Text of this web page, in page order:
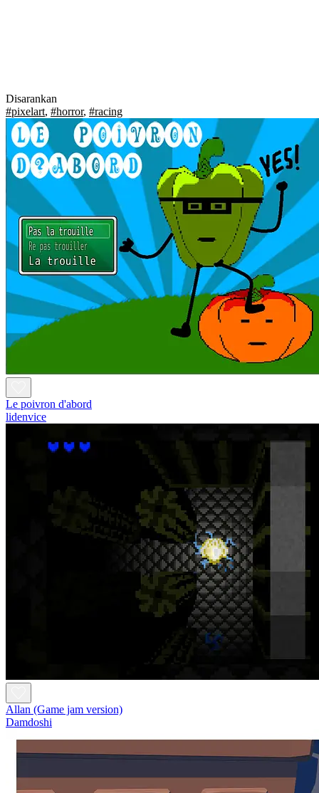
Disarankan
#pixelart, #horror, #racing
Le poivron d'abord
lidenvice
Allan (Game jam version)
Damdoshi